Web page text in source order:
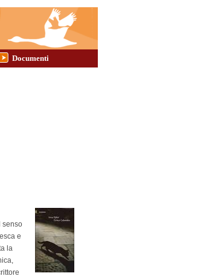
Documenti
senso
e
la